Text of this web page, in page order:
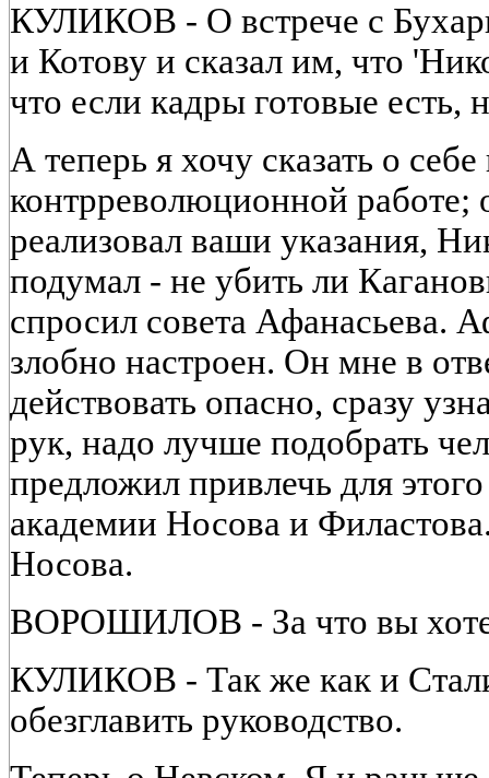
КУЛИКОВ - О встрече с
и Котову и сказал им, что
что если кадры готовые есть,
А теперь я хочу сказать о
контрреволюционной работе;
реализовал ваши указания,
подумал - не убить ли
спросил совета Афанасьева.
злобно настроен. Он мне в
действовать опасно, сразу
рук, надо лучше подобрать
предложил привлечь для
академии Носова и
Носова.
ВОРОШИЛОВ - За что вы
КУЛИКОВ - Так же как и
обезглавить руководство.